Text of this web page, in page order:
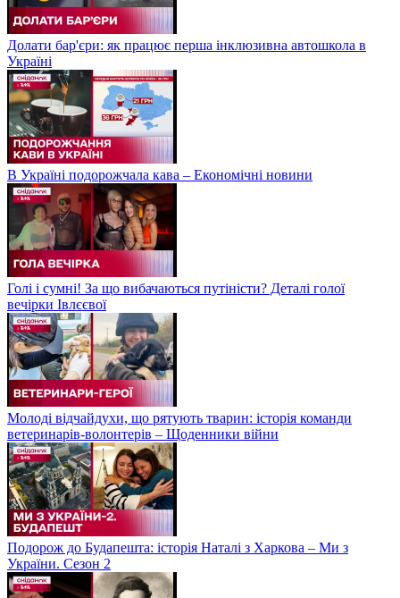
Долати бар'єри: як працює перша інклюзивна автошкола в
Україні
В Україні подорожчала кава – Економічні новини
Голі і сумні! За що вибачаються путіністи? Деталі голої
вечірки Івлєєвої
Молоді відчайдухи, що рятують тварин: історія команди
ветеринарів-волонтерів – Щоденники війни
Подорож до Будапешта: історія Наталі з Харкова – Ми з
України. Сезон 2